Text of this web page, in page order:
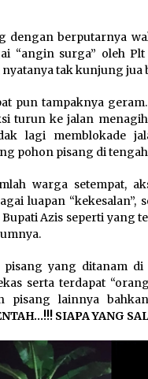
dengan berputarnya
“angin surga” oleh
nyatanya tak kunjung jua
pun tampaknya
turun ke jalan
lagi memblokade
pohon pisang di
warga setempat,
luapan
Azis seperti yang
pisang yang ditanam
serta terdapat
pisang lainnya
SIAPA YANG